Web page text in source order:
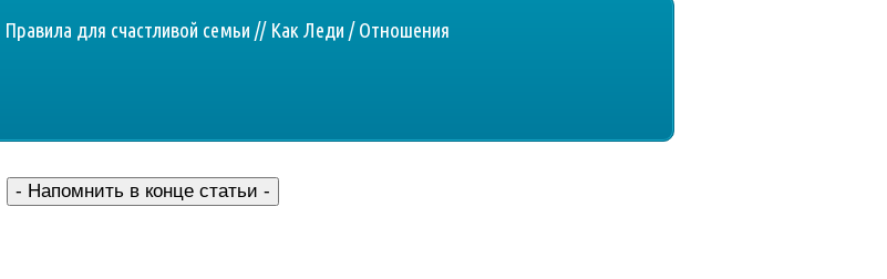
Правила для счастливой семьи // Как Леди / Отношения
- Напомнить в конце статьи -